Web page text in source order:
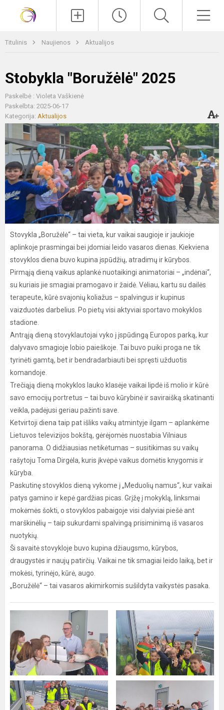
Titulinis Naujienos Aktualijos
Stobykla "Boružėlė" 2025
Paskelbė : Violeta Vaškienė
Paskelbta: 2025-06-17
Kategorija: Aktualijos
Stovykla „Boružėlė“ – tai vieta, kur vaikai saugioje ir jaukioje
aplinkoje prasmingai bei įdomiai leido vasaros dienas. Kiekviena
stovyklos diena buvo kupina įspūdžių, atradimų ir kūrybos.
Pirmąją dieną vaikus aplankė nuotaikingi animatoriai – „indėnai“,
su kuriais jie smagiai pramogavo ir žaidė. Vėliau, kartu su dailės
terapeute, kūrė svajonių koliažus – spalvingus ir kupinus
vaizduotės darbelius. Po pietų visi aktyviai sportavo mokyklos
stadione.
Antrąją dieną stovyklautojai vyko į įspūdingą Europos parką, kur
dalyvavo smagioje lobio paieškoje. Tai buvo puiki proga ne tik
tyrinėti gamtą, bet ir bendradarbiauti bei spręsti užduotis
komandoje.
Trečiąją dieną mokyklos lauko klasėje vaikai lipdė iš molio ir kūrė
savo emocijų portretus – tai buvo kūrybinė ir saviraišką skatinanti
veikla, padėjusi geriau pažinti save.
Ketvirtoji diena taip pat išliks vaikų atmintyje ilgam – aplankėme
Lietuvos televizijos bokštą, gėrėjomės nuostabia Vilniaus
panorama. O didžiausias netikėtumas – susitikimas su vaikų
rašytoju Toma Dirgėla, kuris įkvėpė vaikus domėtis knygomis ir
kūryba.
Paskutinę stovyklos dieną vykome į „Meduolių namus“, kur vaikai
patys gamino ir kepė gardžias picas. Grįžę į mokyklą, linksmai
mokėmės šokti, o stovyklos pabaigoje visi dalyviai piešė ant
marškinėlių – taip sukurdami spalvingą prisiminimą iš vasaros
nuotykių.
Ši savaitė stovykloje buvo kupina džiaugsmo, kūrybos,
draugystės ir naujų patirčių. Vaikai ne tik smagiai leido laiką, bet ir
mokėsi, tyrinėjo, kūrė, augo.
„Boružėlė“ – tai vasaros akimirkomis sušildyta vaikystės pasaka.